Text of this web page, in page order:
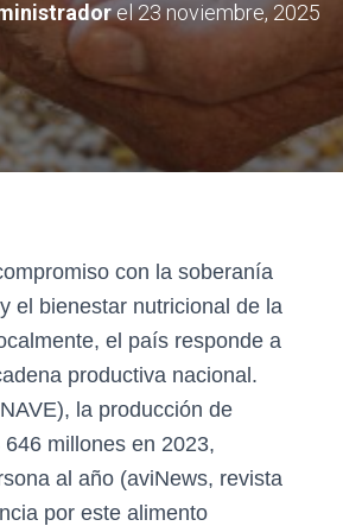
el23 noviembre, 2025
con la soberanía
el bienestar nutricional de la
el país responde a
productiva nacional.
la producción de
millones en 2023,
al año (aviNews, revista
por este alimento